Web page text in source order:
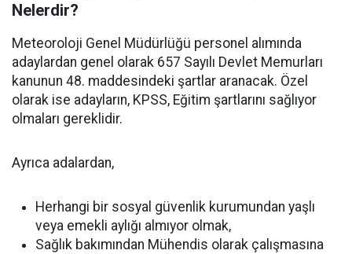
Nelerdir?
Meteoroloji Genel Müdürlüğü personel alımında
adaylardan genel olarak 657 Sayılı Devlet Memurları
kanunun 48. maddesindeki şartlar aranacak. Özel
olarak ise adayların, KPSS, Eğitim şartlarını sağlıyor
olmaları gereklidir.
Ayrıca adalardan,
Herhangi bir sosyal güvenlik kurumundan yaşlı
veya emekli aylığı almıyor olmak,
Sağlık bakımından Mühendis olarak çalışmasına